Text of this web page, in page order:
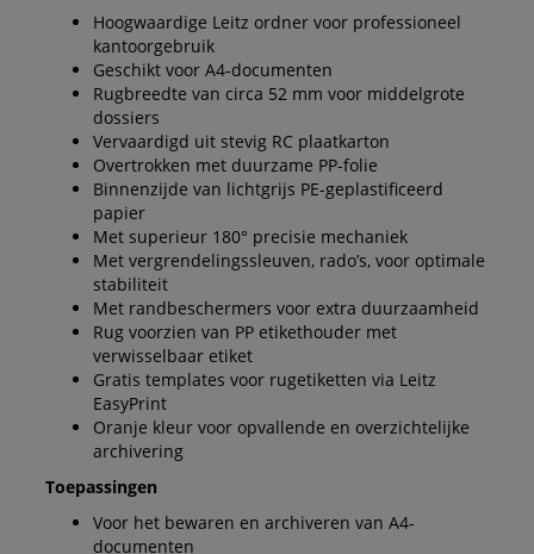
Hoogwaardige Leitz ordner voor professioneel
kantoorgebruik
Geschikt voor A4-documenten
Rugbreedte van circa 52 mm voor middelgrote
dossiers
Vervaardigd uit stevig RC plaatkarton
Overtrokken met duurzame PP-folie
Binnenzijde van lichtgrijs PE-geplastificeerd
papier
Met superieur 180° precisie mechaniek
Met vergrendelingssleuven, rado’s, voor optimale
stabiliteit
Met randbeschermers voor extra duurzaamheid
Rug voorzien van PP etikethouder met
verwisselbaar etiket
Gratis templates voor rugetiketten via Leitz
EasyPrint
Oranje kleur voor opvallende en overzichtelijke
archivering
Toepassingen
Voor het bewaren en archiveren van A4-
documenten